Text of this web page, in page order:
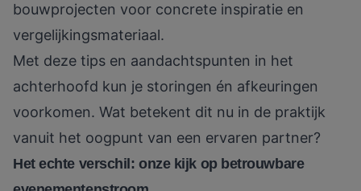
bouwprojecten voor concrete inspiratie en
vergelijkingsmateriaal.
Met deze tips en aandachtspunten in het
achterhoofd kun je storingen én afkeuringen
voorkomen. Wat betekent dit nu in de praktijk
vanuit het oogpunt van een ervaren partner?
Het echte verschil: onze kijk op betrouwbare